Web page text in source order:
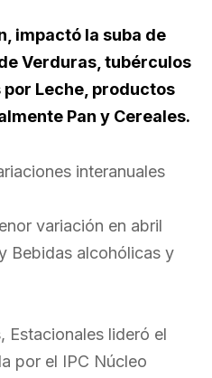
impactó la suba de
Verduras, tubérculos
Leche, productos
Pan y Cereales.
variación en abril
Bebidas alcohólicas y
Estacionales lideró el
por el IPC Núcleo